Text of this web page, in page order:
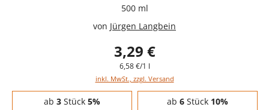
500 ml
von Jürgen Langbein
3,29 €
6,58 €/1 l
inkl. MwSt., zzgl. Versand
Staffelpreise - Mengenrabatt
ab 3Stück 5% ab 6Stück 10%